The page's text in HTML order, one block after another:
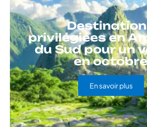
privilégiées en
du Sud pour un
en
En savoir plus